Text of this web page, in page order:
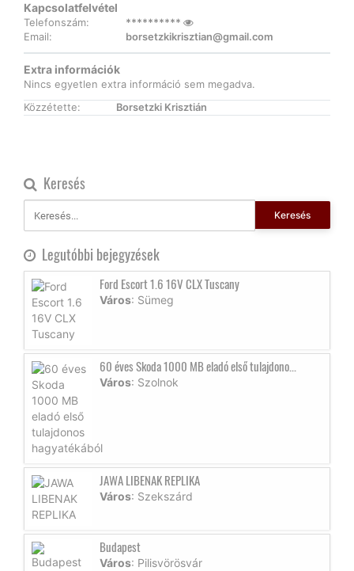
Kapcsolatfelvétel
Telefonszám:
**********
Email:
borsetzkikrisztian@gmail.com
Extra információk
Nincs egyetlen extra információ sem megadva.
Közzétette:
Borsetzki Krisztián
Keresés
Keresés
Legutóbbi bejegyzések
Ford Escort 1.6 16V CLX Tuscany
Város: Sümeg
60 éves Skoda 1000 MB eladó első tulajdono...
Város: Szolnok
JAWA LIBENAK REPLIKA
Város: Szekszárd
Budapest
Város: Pilisvörösvár